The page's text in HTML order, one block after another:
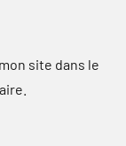
site dans le